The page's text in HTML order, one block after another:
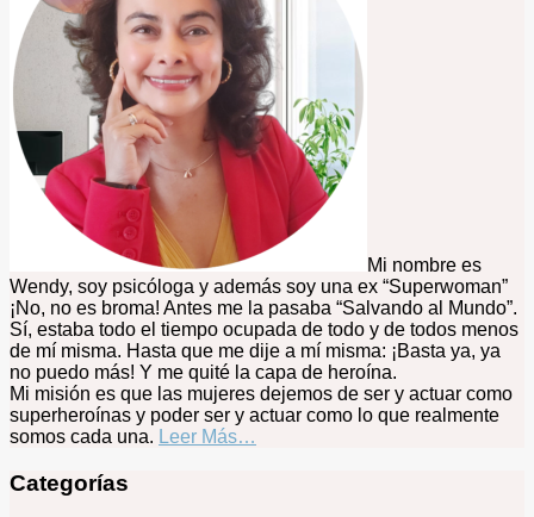
Mi nombre es
Wendy, soy psicóloga y además soy una ex “Superwoman”
¡No, no es broma! Antes me la pasaba “Salvando al Mundo”.
Sí, estaba todo el tiempo ocupada de todo y de todos menos
de mí misma. Hasta que me dije a mí misma: ¡Basta ya, ya
no puedo más! Y me quité la capa de heroína.
Mi misión es que las mujeres dejemos de ser y actuar como
superheroínas y poder ser y actuar como lo que realmente
somos cada una. Leer Más…
Categorías